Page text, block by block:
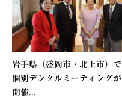
岩手県（盛岡市・北上市）で
個別デンタルミーティングが
開催...